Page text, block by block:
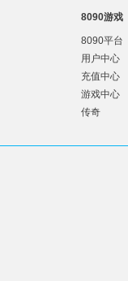
8090游戏
8090平台
用户中心
充值中心
游戏中心
传奇